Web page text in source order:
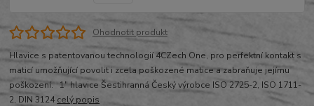
Ohodnotit produkt
Hlavice s patentovanou technologií 4CZech One, pro perfektní kontakt s
maticí umožňující povolit i zcela poškozené matice a zabraňuje jejímu
poškození. 1" hlavice Šestihranná Český výrobce ISO 2725-2, ISO 1711-
2, DIN 3124 celý popis